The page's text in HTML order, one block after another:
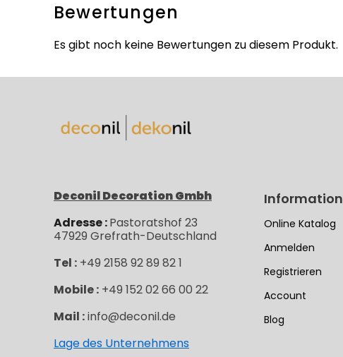
Bewertungen
Es gibt noch keine Bewertungen zu diesem Produkt.
Information
Online Katalog
Anmelden
Registrieren
Account
Blog
Deconil Decoration Gmbh
Adresse :Pastoratshof 23
47929 Grefrath-Deutschland
Tel : +49 2158 92 89 82 1
Mobile : +49 152 02 66 00 22
Mail :info@deconil.de
Lage des Unternehmens